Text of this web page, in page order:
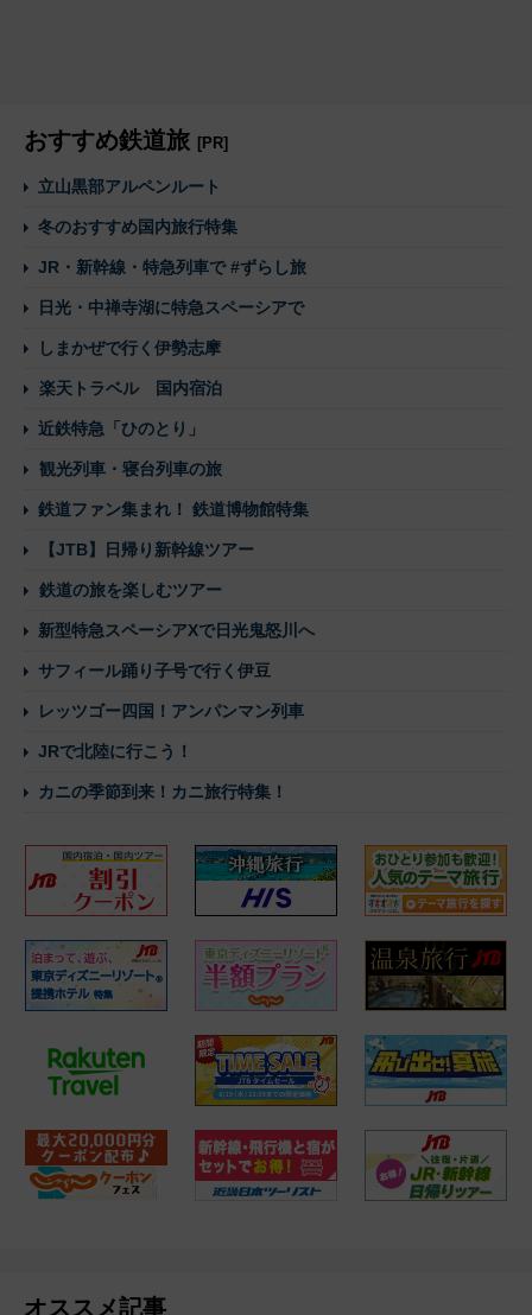
おすすめ鉄道旅 [PR]
立山黒部アルペンルート
冬のおすすめ国内旅行特集
JR・新幹線・特急列車で #ずらし旅
日光・中禅寺湖に特急スペーシアで
しまかぜで行く伊勢志摩
楽天トラベル 国内宿泊
近鉄特急「ひのとり」
観光列車・寝台列車の旅
鉄道ファン集まれ！ 鉄道博物館特集
【JTB】日帰り新幹線ツアー
鉄道の旅を楽しむツアー
新型特急スペーシアXで日光鬼怒川へ
サフィール踊り子号で行く伊豆
レッツゴー四国！アンパンマン列車
JRで北陸に行こう！
カニの季節到来！カニ旅行特集！
オススメ記事